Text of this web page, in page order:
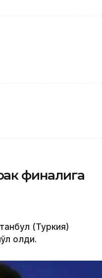
финалига
(Туркия)
олди.